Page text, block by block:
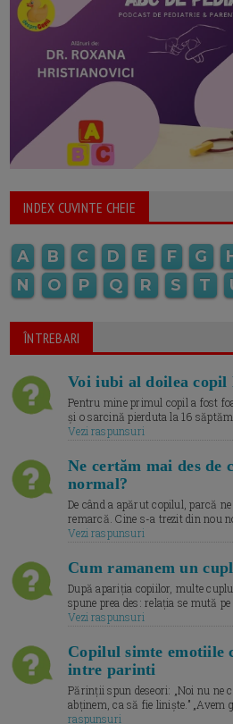
INDEX CUVINTE CHEIE
A B C D E F G
N
O P Q R S T
ÎNTREBARI
Voi iubi al doilea copil
Pentru mine primul copil a fost
și o sarcină pierduta la 16
Vezi raspunsuri
Ne certăm mai des de
normal?
De când a apărut copilul, parcă
remarcă. Cine s-a trezit din nou
Vezi raspunsuri
Cum ramanem un
După apariția copiilor, multe
spune prea des: relația se mută
Vezi raspunsuri
Copilul simte emotiile
intre parinti
Părinții spun deseori: „Noi nu ne
abținem, ca să fie liniște.” „Avem
raspunsuri